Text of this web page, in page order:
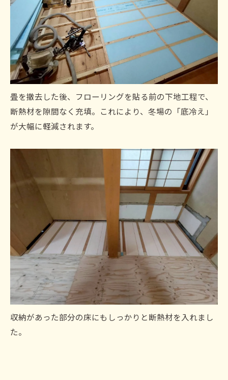
畳を撤去した後、フローリングを貼る前の下地工程で、
断熱材を隙間なく充填。これにより、冬場の「底冷え」
が大幅に軽減されます。
収納があった部分の床にもしっかりと断熱材を入れまし
た。